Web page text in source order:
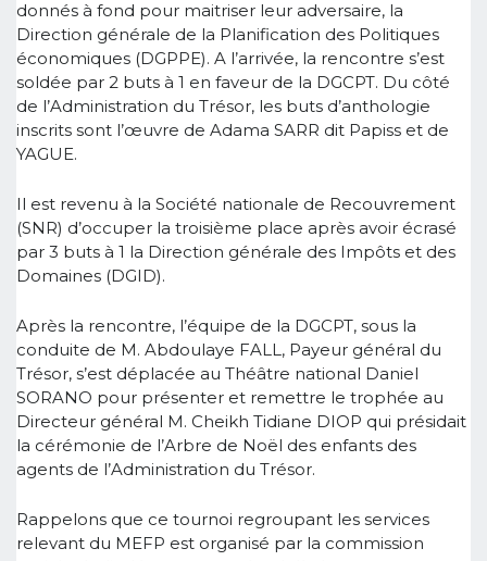
donnés à fond pour maitriser leur adversaire, la
Direction générale de la Planification des Politiques
économiques (DGPPE). A l’arrivée, la rencontre s’est
soldée par 2 buts à 1 en faveur de la DGCPT. Du côté
de l’Administration du Trésor, les buts d’anthologie
inscrits sont l’œuvre de Adama SARR dit Papiss et de
YAGUE.
Il est revenu à la Société nationale de Recouvrement
(SNR) d’occuper la troisième place après avoir écrasé
par 3 buts à 1 la Direction générale des Impôts et des
Domaines (DGID).
Après la rencontre, l’équipe de la DGCPT, sous la
conduite de M. Abdoulaye FALL, Payeur général du
Trésor, s’est déplacée au Théâtre national Daniel
SORANO pour présenter et remettre le trophée au
Directeur général M. Cheikh Tidiane DIOP qui présidait
la cérémonie de l’Arbre de Noël des enfants des
agents de l’Administration du Trésor.
Rappelons que ce tournoi regroupant les services
relevant du MEFP est organisé par la commission